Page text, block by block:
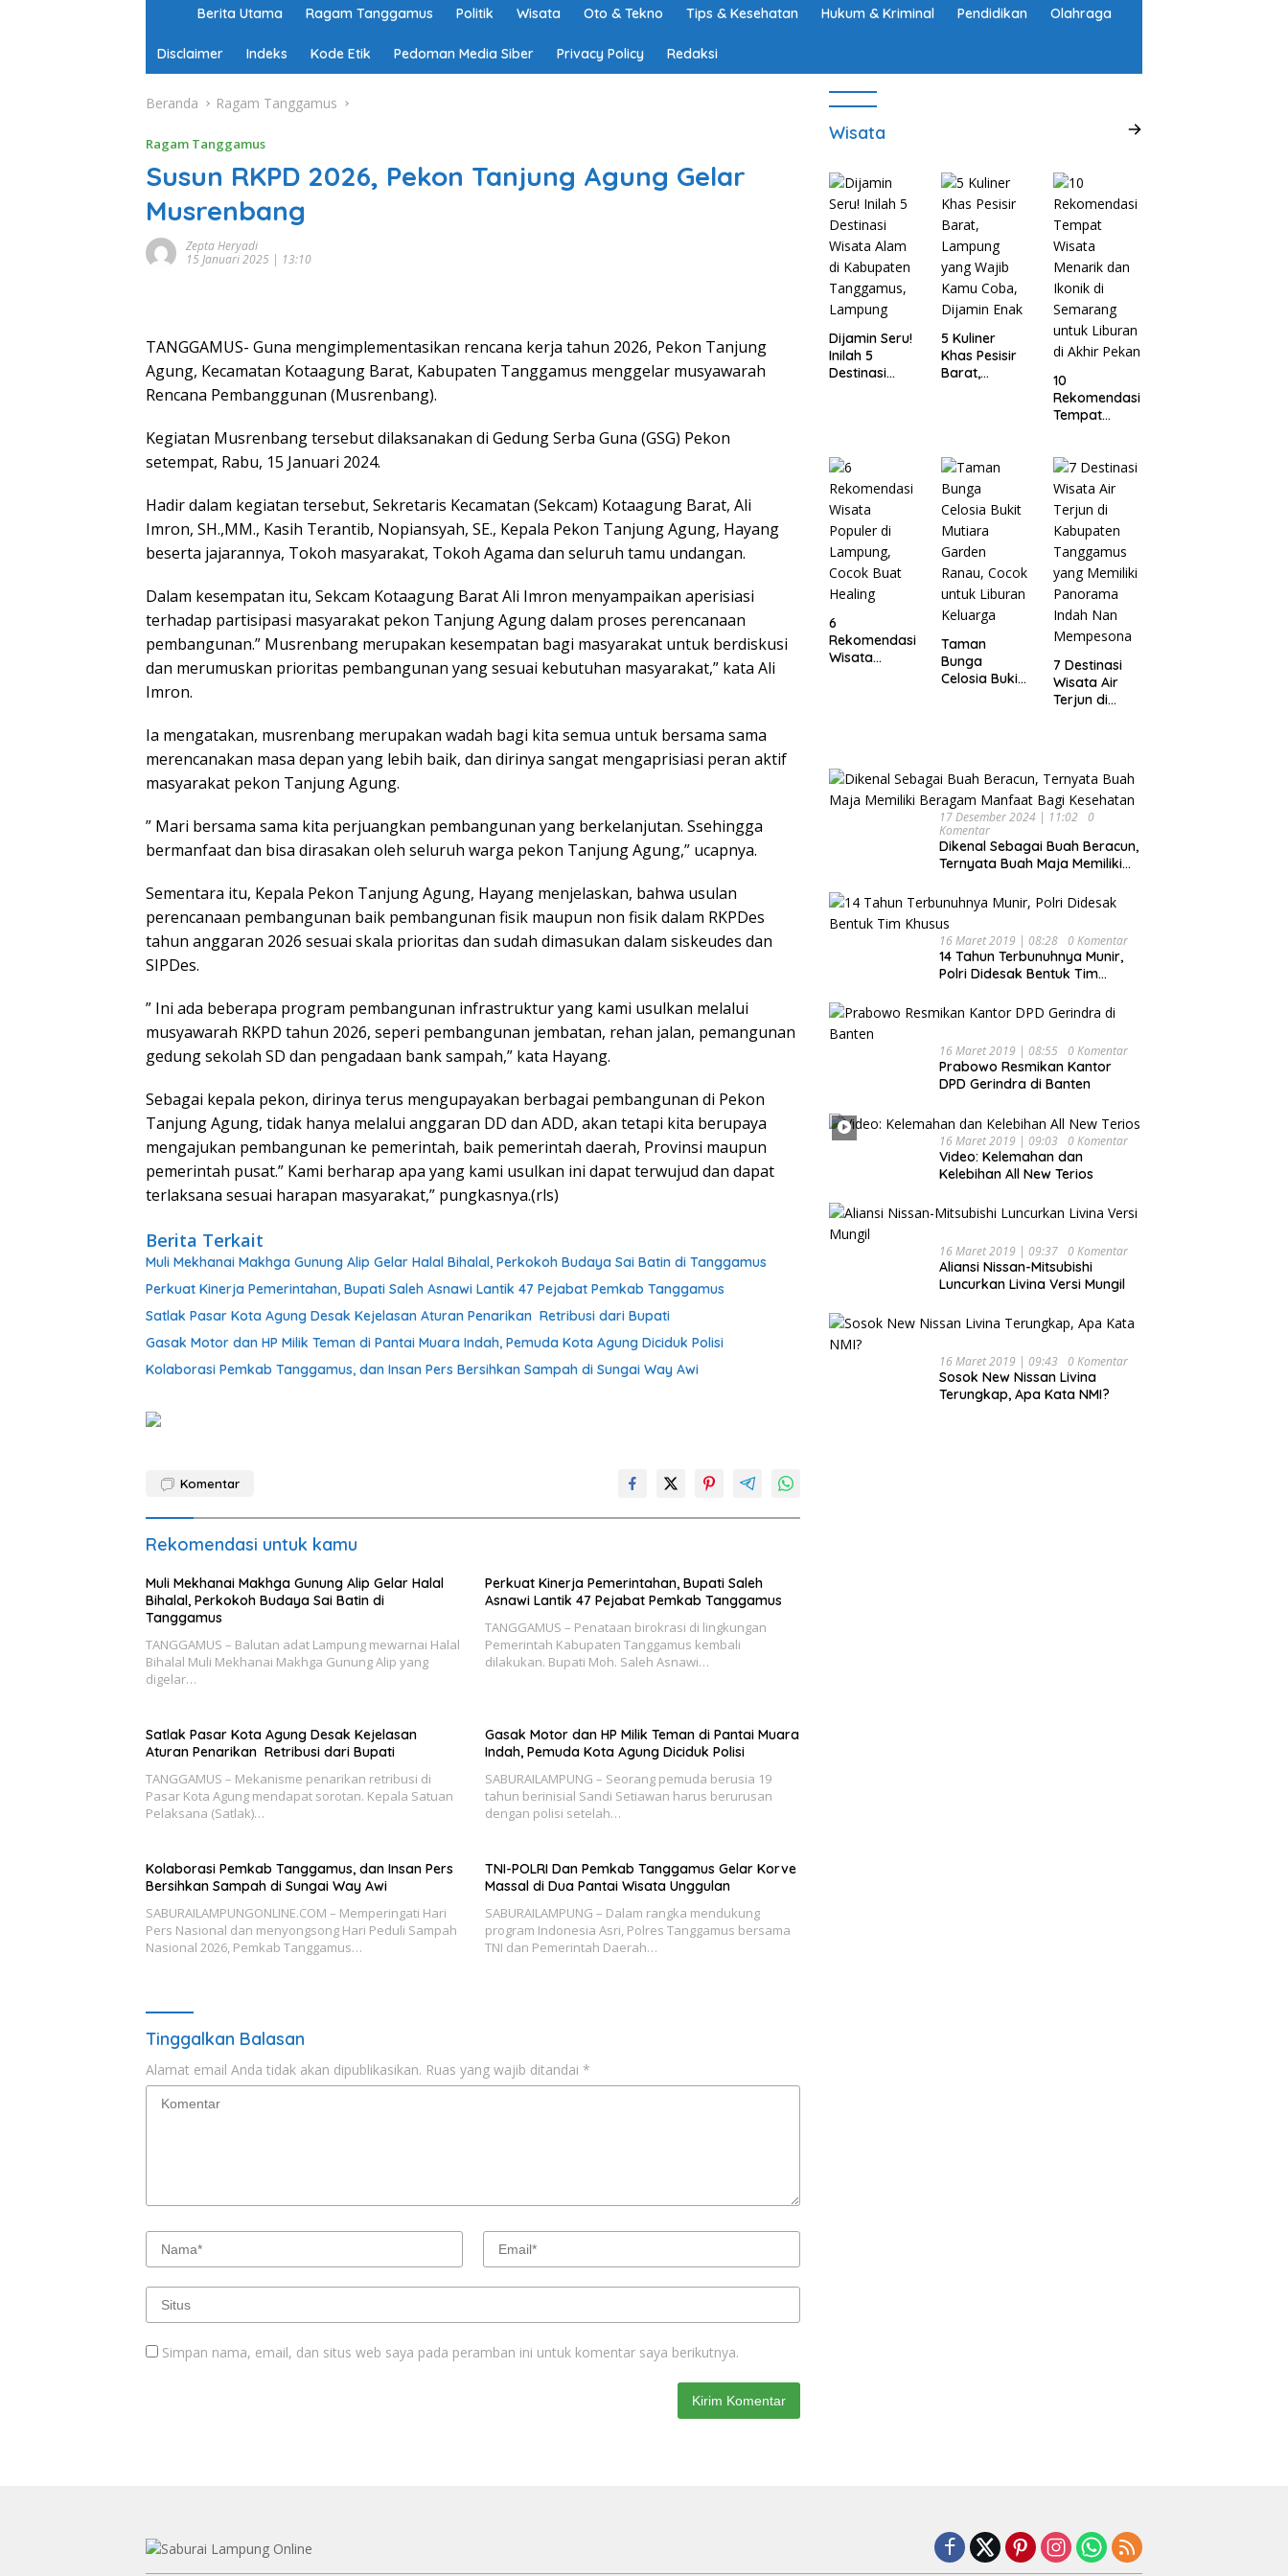
m
e
Berita Utama Ragam Tanggamus Politik Wisata Oto & Tekno Tips & Kesehatan Hukum & Kriminal Pendidikan Olahraga
Disclaimer Indeks Kode Etik Pedoman Media Siber Privacy Policy Redaksi
Beranda Ragam Tanggamus
Ragam Tanggamus
Susun RKPD 2026, Pekon Tanjung Agung Gelar
Musrenbang
Zepta Heryadi
15 Januari 2025 | 13:10
TANGGAMUS- Guna mengimplementasikan rencana kerja tahun 2026, Pekon Tanjung
Agung, Kecamatan Kotaagung Barat, Kabupaten Tanggamus menggelar musyawarah
Rencana Pembanggunan (Musrenbang).
Kegiatan Musrenbang tersebut dilaksanakan di Gedung Serba Guna (GSG) Pekon
setempat, Rabu, 15 Januari 2024.
Hadir dalam kegiatan tersebut, Sekretaris Kecamatan (Sekcam) Kotaagung Barat, Ali
Imron, SH.,MM., Kasih Terantib, Nopiansyah, SE., Kepala Pekon Tanjung Agung, Hayang
beserta jajarannya, Tokoh masyarakat, Tokoh Agama dan seluruh tamu undangan.
Dalam kesempatan itu, Sekcam Kotaagung Barat Ali Imron menyampaikan aperisiasi
terhadap partisipasi masyarakat pekon Tanjung Agung dalam proses perencanaan
pembangunan.” Musrenbang merupakan kesempatan bagi masyarakat untuk berdiskusi
dan merumuskan prioritas pembangunan yang sesuai kebutuhan masyarakat,” kata Ali
Imron.
Ia mengatakan, musrenbang merupakan wadah bagi kita semua untuk bersama sama
merencanakan masa depan yang lebih baik, dan dirinya sangat mengaprisiasi peran aktif
masyarakat pekon Tanjung Agung.
” Mari bersama sama kita perjuangkan pembangunan yang berkelanjutan. Ssehingga
bermanfaat dan bisa dirasakan oleh seluruh warga pekon Tanjung Agung,” ucapnya.
Sementara itu, Kepala Pekon Tanjung Agung, Hayang menjelaskan, bahwa usulan
perencanaan pembangunan baik pembangunan fisik maupun non fisik dalam RKPDes
tahun anggaran 2026 sesuai skala prioritas dan sudah dimasukan dalam siskeudes dan
SIPDes.
” Ini ada beberapa program pembangunan infrastruktur yang kami usulkan melalui
musyawarah RKPD tahun 2026, seperi pembangunan jembatan, rehan jalan, pemangunan
gedung sekolah SD dan pengadaan bank sampah,” kata Hayang.
Sebagai kepala pekon, dirinya terus mengupayakan berbagai pembangunan di Pekon
Tanjung Agung, tidak hanya melalui anggaran DD dan ADD, akan tetapi kita berupaya
mengajukan pembangunan ke pemerintah, baik pemerintah daerah, Provinsi maupun
pemerintah pusat.” Kami berharap apa yang kami usulkan ini dapat terwujud dan dapat
terlaksana sesuai harapan masyarakat,” pungkasnya.(rls)
Berita Terkait
Muli Mekhanai Makhga Gunung Alip Gelar Halal Bihalal, Perkokoh Budaya Sai Batin di Tanggamus
Perkuat Kinerja Pemerintahan, Bupati Saleh Asnawi Lantik 47 Pejabat Pemkab Tanggamus
Satlak Pasar Kota Agung Desak Kejelasan Aturan Penarikan Retribusi dari Bupati
Gasak Motor dan HP Milik Teman di Pantai Muara Indah, Pemuda Kota Agung Diciduk Polisi
Kolaborasi Pemkab Tanggamus, dan Insan Pers Bersihkan Sampah di Sungai Way Awi
Komentar
Rekomendasi untuk kamu
Muli Mekhanai Makhga Gunung Alip Gelar Halal
Bihalal, Perkokoh Budaya Sai Batin di
Tanggamus
TANGGAMUS – Balutan adat Lampung mewarnai Halal
Bihalal Muli Mekhanai Makhga Gunung Alip yang
digelar…
Perkuat Kinerja Pemerintahan, Bupati Saleh
Asnawi Lantik 47 Pejabat Pemkab Tanggamus
TANGGAMUS – Penataan birokrasi di lingkungan
Pemerintah Kabupaten Tanggamus kembali
dilakukan. Bupati Moh. Saleh Asnawi…
Satlak Pasar Kota Agung Desak Kejelasan
Aturan Penarikan Retribusi dari Bupati
TANGGAMUS – Mekanisme penarikan retribusi di
Pasar Kota Agung mendapat sorotan. Kepala Satuan
Pelaksana (Satlak)…
Gasak Motor dan HP Milik Teman di Pantai Muara
Indah, Pemuda Kota Agung Diciduk Polisi
SABURAILAMPUNG – Seorang pemuda berusia 19
tahun berinisial Sandi Setiawan harus berurusan
dengan polisi setelah…
Kolaborasi Pemkab Tanggamus, dan Insan Pers
Bersihkan Sampah di Sungai Way Awi
SABURAILAMPUNGONLINE.COM – Memperingati Hari
Pers Nasional dan menyongsong Hari Peduli Sampah
Nasional 2026, Pemkab Tanggamus…
TNI-POLRI Dan Pemkab Tanggamus Gelar Korve
Massal di Dua Pantai Wisata Unggulan
SABURAILAMPUNG – Dalam rangka mendukung
program Indonesia Asri, Polres Tanggamus bersama
TNI dan Pemerintah Daerah…
Tinggalkan Balasan
Alamat email Anda tidak akan dipublikasikan. Ruas yang wajib ditandai *
Simpan nama, email, dan situs web saya pada peramban ini untuk komentar saya berikutnya.
Wisata
Dijamin Seru!
Inilah 5
Destinasi
5 Kuliner
Khas Pesisir
Barat,
10
Rekomendasi
Tempat
Ikonik di
Semarang
untuk Liburan
di Akhir
Pekan
6
Rekomendasi
Wisata
Taman
Bunga
Celosia Bukit
7 Destinasi
Wisata Air
Terjun di
Indah Nan
Mempesona
17 Desember 2024 | 11:02
0
Komentar
Dikenal Sebagai Buah Beracun,
Ternyata Buah Maja Memiliki
Kesehatan
16 Maret 2019 | 08:28 0 Komentar
14 Tahun Terbunuhnya Munir,
Polri Didesak Bentuk Tim
16 Maret 2019 | 08:55 0 Komentar
Prabowo Resmikan Kantor
DPD Gerindra di Banten
16 Maret 2019 | 09:03 0 Komentar
Video: Kelemahan dan
Kelebihan All New Terios
16 Maret 2019 | 09:37 0 Komentar
Aliansi Nissan-Mitsubishi
Luncurkan Livina Versi Mungil
16 Maret 2019 | 09:43 0 Komentar
Sosok New Nissan Livina
Terungkap, Apa Kata NMI?